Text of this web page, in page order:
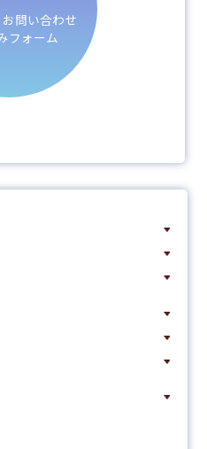
問い合わせ
フォーム